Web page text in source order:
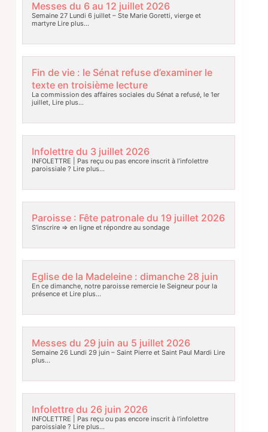
Messes du 6 au 12 juillet 2026
Semaine 27 Lundi 6 juillet – Ste Marie Goretti, vierge et
martyreLire plus…
Fin de vie : le Sénat refuse d’examiner le
texte en troisième lecture
La commission des affaires sociales du Sénat a refusé, le 1er
juillet, Lire plus…
Infolettre du 3 juillet 2026
INFOLETTRE | Pas reçu ou pas encore inscrit à l’infolettre
paroissiale ? Lire plus…
Paroisse : Fête patronale du 19 juillet 2026
S’inscrire => en ligne et répondre au sondage
Eglise de la Madeleine : dimanche 28 juin
En ce dimanche, notre paroisse remercie le Seigneur pour la
présence etLire plus…
Messes du 29 juin au 5 juillet 2026
Semaine 26 Lundi 29 juin – Saint Pierre et Saint Paul Mardi Lire
plus…
Infolettre du 26 juin 2026
INFOLETTRE | Pas reçu ou pas encore inscrit à l’infolettre
paroissiale ? Lire plus…